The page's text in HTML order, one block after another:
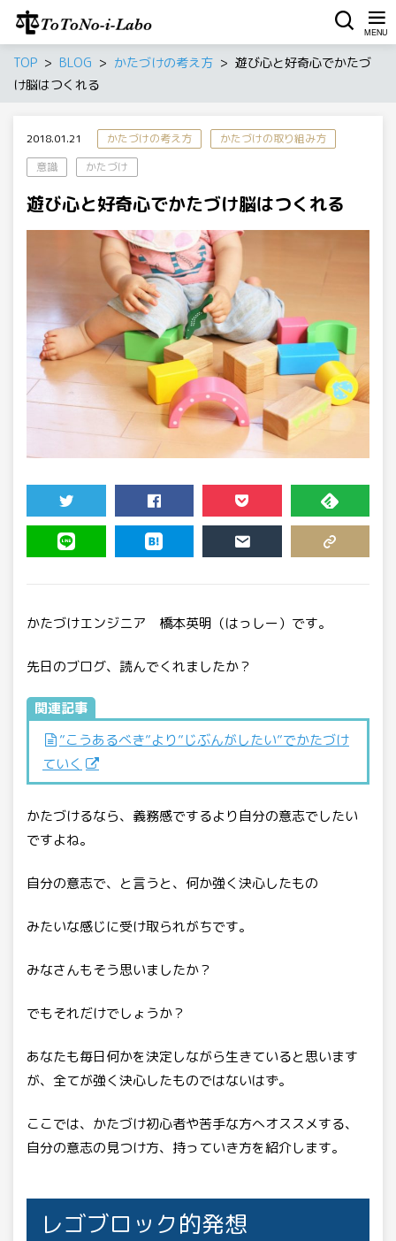
TOP BLOG かたづけの考え方
遊び心と好奇心でかたづ
け脳はつくれる
2018.01.21 かたづけの考え方
かたづけの取り組み方
意識
かたづけ
遊び心と好奇心でかたづけ脳はつくれる
TWEET SHARE POCKET FEEDLY
かたづけエンジニア 橋本英明（はっしー）です。
先日のブログ、読んでくれましたか？
関連記事
”こうあるべき”より”じぶんがしたい”でかたづけ
ていく
かたづけるなら、義務感でするより自分の意志でしたい
ですよね。
自分の意志で、と言うと、何か強く決心したもの
みたいな感じに受け取られがちです。
みなさんもそう思いましたか？
でもそれだけでしょうか？
あなたも毎日何かを決定しながら生きていると思います
が、全てが強く決心したものではないはず。
ここでは、かたづけ初心者や苦手な方へオススメする、
自分の意志の見つけ方、持っていき方を紹介します。
レゴブロック的発想